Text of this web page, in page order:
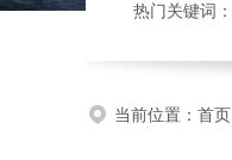
热门关键词：
当前位置： 首页